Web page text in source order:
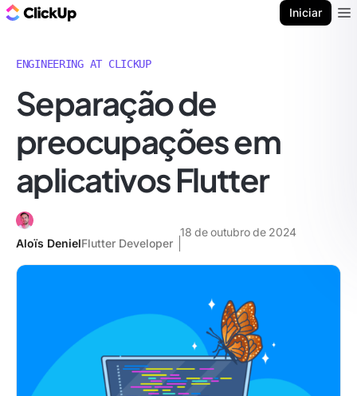
Iniciar
ENGINEERING AT CLICKUP
Separação de
preocupações em
aplicativos Flutter
Aloïs DenielFlutter Developer
18 de outubro de 2024